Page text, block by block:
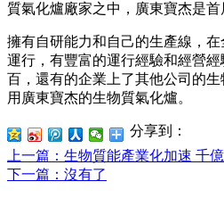
質氣化爐廠家之中，廣東寶杰是
擁有自研能力和自己的生產線，
運行，有豐富的運行經驗和經營
百，還有的企業上了其他公司的
用廣東寶杰的生物質氣化爐。
分享到：
上一篇 ：生物質能產業化加速 千
下一篇 ：沒有了